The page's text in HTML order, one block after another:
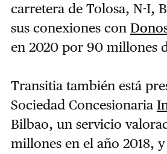
carretera de Tolosa, N-I,
sus conexiones con
en 2020 por 90 millones
Transitia también está
Sociedad Concesionaria
Bilbao, un servicio
millones en el año 2018,